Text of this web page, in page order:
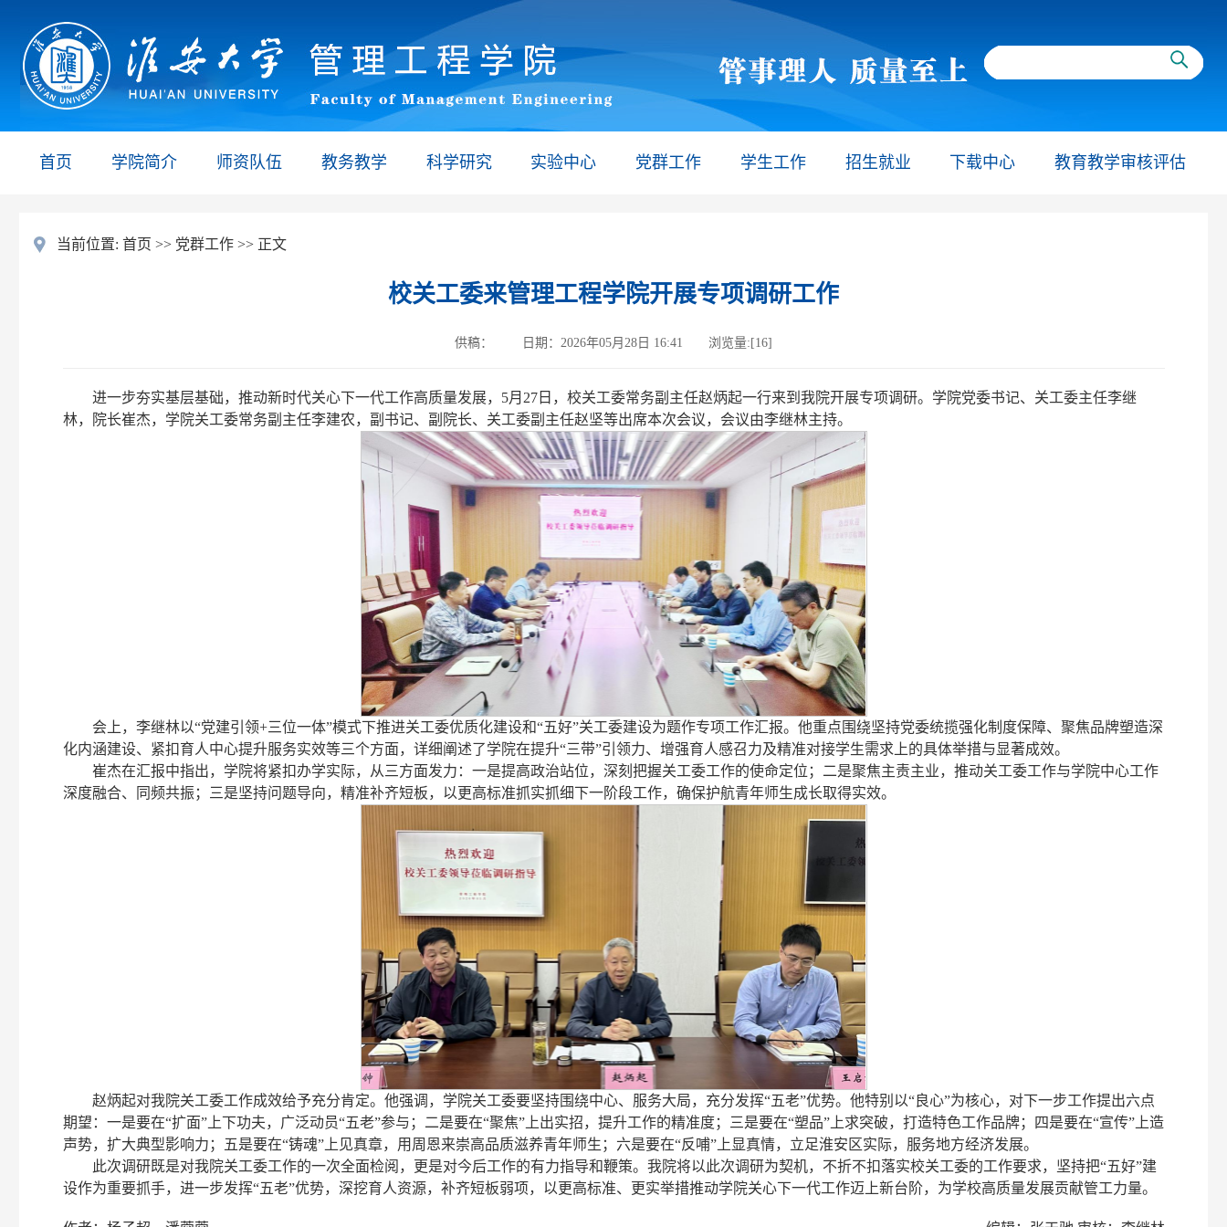
首页 学院简介 师资队伍 教务教学 科学研究 实验中心 党群工作 学生工作 招生就业 下载中心 教育教学审核评估
当前位置: 首页 >> 党群工作 >> 正文
校关工委来管理工程学院开展专项调研工作
供稿： 日期： 2026年05月28日 16:41 浏览量:[16]
进一步夯实基层基础，推动新时代关心下一代工作高质量发展，5月27日，校关工委常务副主任赵炳起一行来到我院开展专项调研。学院党委书记、关工委主任李继
林，院长崔杰，学院关工委常务副主任李建农，副书记、副院长、关工委副主任赵坚等出席本次会议，会议由李继林主持。
会上，李继林以“党建引领+三位一体”模式下推进关工委优质化建设和“五好”关工委建设为题作专项工作汇报。他重点围绕坚持党委统揽强化制度保障、聚焦品牌塑造深
化内涵建设、紧扣育人中心提升服务实效等三个方面，详细阐述了学院在提升“三带”引领力、增强育人感召力及精准对接学生需求上的具体举措与显著成效。
崔杰在汇报中指出，学院将紧扣办学实际，从三方面发力：一是提高政治站位，深刻把握关工委工作的使命定位；二是聚焦主责主业，推动关工委工作与学院中心工作
深度融合、同频共振；三是坚持问题导向，精准补齐短板，以更高标准抓实抓细下一阶段工作，确保护航青年师生成长取得实效。
赵炳起对我院关工委工作成效给予充分肯定。他强调，学院关工委要坚持围绕中心、服务大局，充分发挥“五老”优势。他特别以“良心”为核心，对下一步工作提出六点
期望：一是要在“扩面”上下功夫，广泛动员“五老”参与；二是要在“聚焦”上出实招，提升工作的精准度；三是要在“塑品”上求突破，打造特色工作品牌；四是要在“宣传”上造
声势，扩大典型影响力；五是要在“铸魂”上见真章，用周恩来崇高品质滋养青年师生；六是要在“反哺”上显真情，立足淮安区实际，服务地方经济发展。
此次调研既是对我院关工委工作的一次全面检阅，更是对今后工作的有力指导和鞭策。我院将以此次调研为契机，不折不扣落实校关工委的工作要求，坚持把“五好”建
设作为重要抓手，进一步发挥“五老”优势，深挖育人资源，补齐短板弱项，以更高标准、更实举措推动学院关心下一代工作迈上新台阶，为学校高质量发展贡献管工力量。